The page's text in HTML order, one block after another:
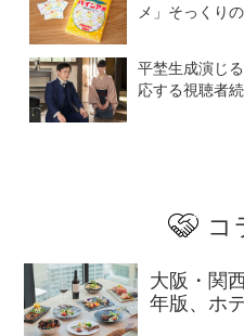
メ」そっくり
平埜生成演じ
応する視聴者
コ
大阪・関
年版、ホ